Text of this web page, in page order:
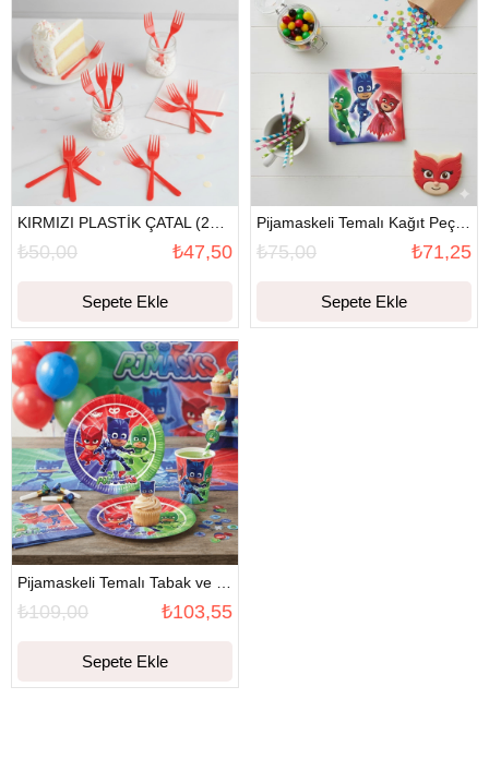
₺47,50
₺50,00
Sepete Ekle
₺71,25
₺75,00
Sepete Ekle
₺103,55
₺109,00
Sepete Ekle